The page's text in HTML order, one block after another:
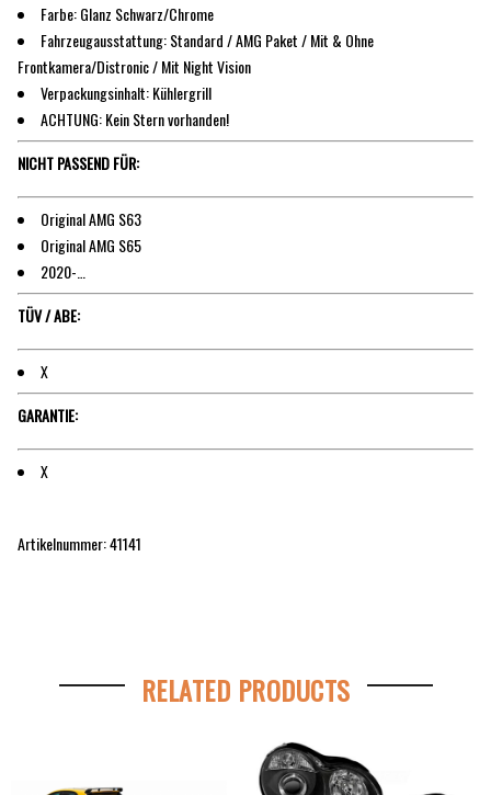
Farbe: Glanz Schwarz/Chrome
Fahrzeugausstattung: Standard / AMG Paket / Mit & Ohne
Frontkamera/Distronic / Mit Night Vision
Verpackungsinhalt: Kühlergrill
ACHTUNG: Kein Stern vorhanden!
NICHT PASSEND FÜR:
Original AMG S63
Original AMG S65
2020-…
TÜV / ABE:
X
GARANTIE:
X
Artikelnummer: 41141
RELATED PRODUCTS